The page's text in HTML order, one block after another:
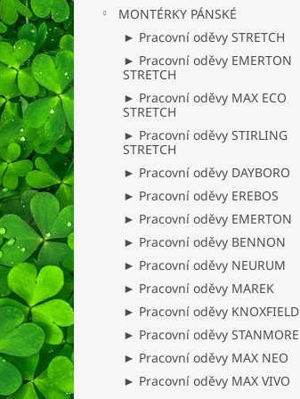
l
MONTÉRKY PÁNSKÉ
► Pracovní oděvy STRETCH
► Pracovní oděvy EMERTON
STRETCH
► Pracovní oděvy MAX ECO
STRETCH
► Pracovní oděvy STIRLING
STRETCH
► Pracovní oděvy DAYBORO
► Pracovní oděvy EREBOS
► Pracovní oděvy EMERTON
► Pracovní oděvy BENNON
► Pracovní oděvy NEURUM
► Pracovní oděvy MAREK
► Pracovní oděvy KNOXFIELD
► Pracovní oděvy STANMORE
► Pracovní oděvy MAX NEO
► Pracovní oděvy MAX VIVO